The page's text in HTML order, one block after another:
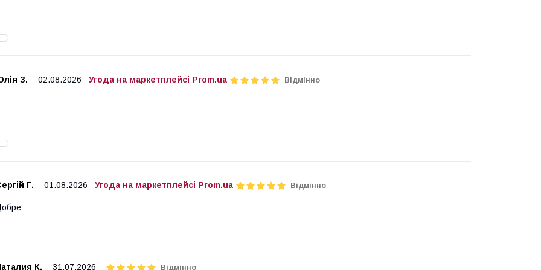
З. 02.08.2026 Угода на маркетплейсі Prom.ua Відмінно
Г. 01.08.2026 Угода на маркетплейсі Prom.ua Відмінно
К. 31.07.2026 Відмінно